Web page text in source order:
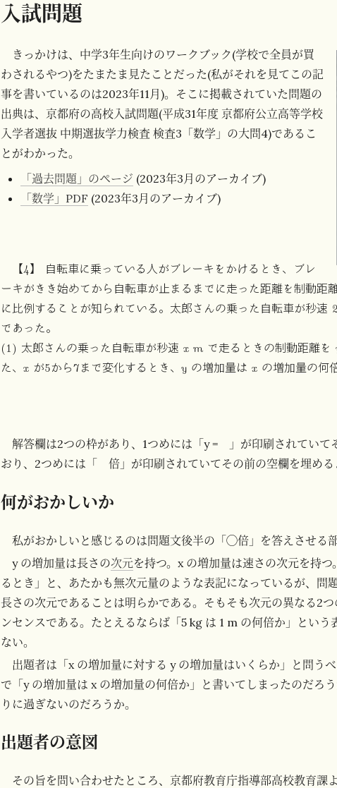
入試問題
きっかけは、中学3年生向けのワークブック(学校で全員が買
わされるやつ)をたまたま見たことだった(私がそれを見てこの記
事を書いているのは2023年11月)。そこに掲載されていた問題の
出典は、京都府の高校入試問題(平成31年度 京都府公立高等学校
入学者選抜 中期選抜学力検査 検査3「数学」の大問4)であるこ
とがわかった。
「過去問題」のページ (2023年3月のアーカイブ)
「数学」PDF (2023年3月のアーカイブ)
【4】 自転車に乗っている人がブレーキをかけるとき、ブレ
ーキがきき始めてから自転車が止まるまでに走った距離を制動距
に比例することが知られている。太郎さんの乗った自転車が秒
であった。
(1) 太郎さんの乗った自転車が秒速 x m で走るときの制動距離
た、x が5から7まで変化するとき、y の増加量は x の増加量の何
解答欄は2つの枠があり、1つめには「y = 」が印刷されていて
おり、2つめには「 倍」が印刷されていてその前の空欄を埋める
何がおかしいか
私がおかしいと感じるのは問題文後半の「◯倍」を答えさせる部
y の増加量は長さの次元を持つ。x の増加量は速さの次元を持
るとき」と、あたかも無次元量のような表記になっているが、問
長さの次元であることは明らかである。そもそも次元の異なる2
ンセンスである。たとえるならば「5 kg は 1 m の何倍か」とい
ない。
出題者は「x の増加量に対する y の増加量はいくらか」と問う
で「y の増加量は x の増加量の何倍か」と書いてしまったのだろ
りに過ぎないのだろうか。
出題者の意図
その旨を問い合わせたところ、京都府教育庁指導部高校教育課